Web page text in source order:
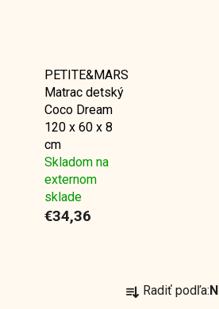
PETITE&MARS
Matrac detský
Coco Dream
120 x 60 x 8
cm
Skladom na
externom
sklade
€34,36
a
Radiť podľa: